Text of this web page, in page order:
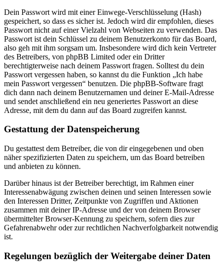
Dein Passwort wird mit einer Einwege-Verschlüsselung (Hash)
gespeichert, so dass es sicher ist. Jedoch wird dir empfohlen, dieses
Passwort nicht auf einer Vielzahl von Webseiten zu verwenden. Das
Passwort ist dein Schlüssel zu deinem Benutzerkonto für das Board,
also geh mit ihm sorgsam um. Insbesondere wird dich kein Vertreter
des Betreibers, von phpBB Limited oder ein Dritter
berechtigterweise nach deinem Passwort fragen. Solltest du dein
Passwort vergessen haben, so kannst du die Funktion „Ich habe
mein Passwort vergessen“ benutzen. Die phpBB-Software fragt
dich dann nach deinem Benutzernamen und deiner E-Mail-Adresse
und sendet anschließend ein neu generiertes Passwort an diese
Adresse, mit dem du dann auf das Board zugreifen kannst.
Gestattung der Datenspeicherung
Du gestattest dem Betreiber, die von dir eingegebenen und oben
näher spezifizierten Daten zu speichern, um das Board betreiben
und anbieten zu können.
Darüber hinaus ist der Betreiber berechtigt, im Rahmen einer
Interessenabwägung zwischen deinen und seinen Interessen sowie
den Interessen Dritter, Zeitpunkte von Zugriffen und Aktionen
zusammen mit deiner IP-Adresse und der von deinem Browser
übermittelter Browser-Kennung zu speichern, sofern dies zur
Gefahrenabwehr oder zur rechtlichen Nachverfolgbarkeit notwendig
ist.
Regelungen bezüglich der Weitergabe deiner Daten